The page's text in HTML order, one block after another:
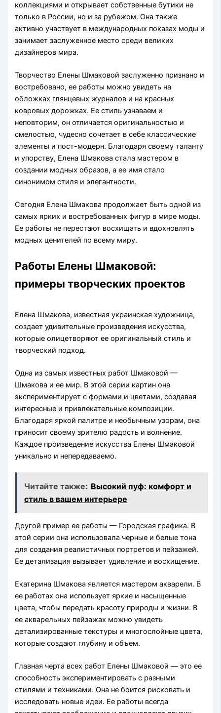
коллекциями и открывает собственные бутики не
только в России, но и за рубежом. Она также
активно участвует в международных показах моды и
занимает заслуженное место среди великих
дизайнеров мира.
Творчество Елены Шмаковой заслуженно признано и
востребовано, ее работы можно увидеть на
обложках глянцевых журналов и на красных
ковровых дорожках. Ее стиль узнаваем и
неповторим, он отличается оригинальностью и
смелостью, чудесно сочетает в себе классические
элементы и пост-модерн. Благодаря своему таланту
и упорству, Елена Шмакова стала мастером в
создании модных образов, а ее имя стало
синонимом стиля и элегантности.
Сегодня Елена Шмакова продолжает быть одной из
самых ярких и востребованных фигур в мире моды.
Ее работы не перестают восхищать и вдохновлять
модных ценителей по всему миру.
Работы Елены Шмаковой:
примеры творческих проектов
Елена Шмакова, известная украинская художница,
создает удивительные произведения искусства,
которые олицетворяют ее оригинальный стиль и
творческий подход.
Одна из самых известных работ Шмаковой —
Шмакова и ее мир. В этой серии картин она
экспериментирует с формами и цветами, создавая
интересные и привлекательные композиции.
Благодаря яркой палитре и необычным узорам, она
приносит своему зрителю радость и волнение.
Каждое произведение искусства Елены Шмаковой
уникально и непередаваемо.
Читайте также: Высокий пуф: комфорт и
стиль в вашем интерьере
Другой пример ее работы — Городская графика. В
этой серии она использовала черные и белые тона
для создания реалистичных портретов и пейзажей.
Ее детализация вызывает удивление и восхищение.
Екатерина Шмакова является мастером акварели. В
ее работах она использует яркие и насыщенные
цвета, чтобы передать красоту природы и жизни. В
ее акварельных пейзажах можно увидеть
детализированные текстуры и многослойные цвета,
которые создают глубину и объем.
Главная черта всех работ Елены Шмаковой — это ее
способность экспериментировать с разными
стилями и техниками. Она не боится рисковать и
исследовать новые идеи. Ее работы всегда